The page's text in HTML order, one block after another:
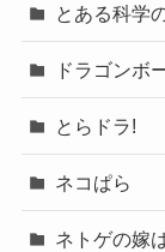
とある科学
ドラゴンボ
とらドラ!
ネコぱら
ネトゲの嫁